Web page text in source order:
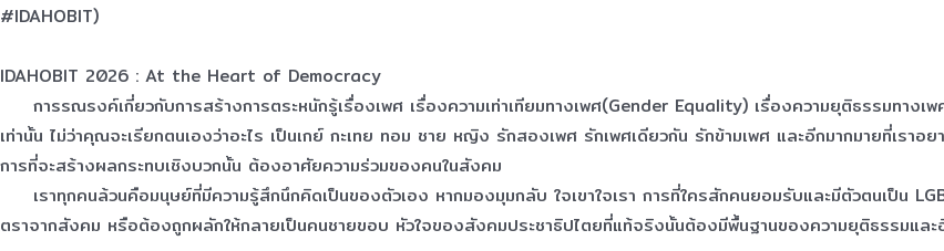
#IDAHOBIT)
IDAHOBIT 2026 : At the Heart of Democracy
การรณรงค์เกี่ยวกับการสร้างการตระหนักรู้เรื่องเพศ เรื่องความเท่าเทียมทางเพศ(Gender Equality) เรื่องความยุติธรรมทางเ
เท่านั้น ไม่ว่าคุณจะเรียกตนเองว่าอะไร เป็นเกย์ กะเทย ทอม ชาย หญิง รักสองเพศ รักเพศเดียวกัน รักข้ามเพศ และอีกมากมายที่เราอ
การที่จะสร้างผลกระทบเชิงบวกนั้น ต้องอาศัยความร่วมของคนในสังคม
เราทุกคนล้วนคือมนุษย์ที่มีความรู้สึกนึกคิดเป็นของตัวเอง หากมองมุมกลับ ใจเขาใจเรา การที่ใครสักคนยอมรับและมีตัวตนเป็น
ตราจากสังคม หรือต้องถูกผลักให้กลายเป็นคนชายขอบ หัวใจของสังคมประชาธิปไตยที่แท้จริงนั้นต้องมีพื้นฐานของความยุติธรรมแล